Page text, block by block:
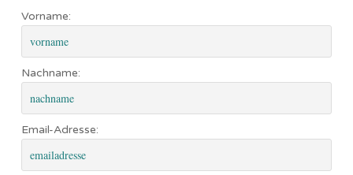
Vorname:
Nachname:
Email-Adresse: